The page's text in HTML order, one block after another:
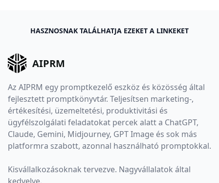
HASZNOSNAK TALÁLHATJA EZEKET A LINKEKET
AIPRM
Az AIPRM egy promptkezelő eszköz és közösség által
fejlesztett promptkönyvtár. Teljesítsen marketing-,
értékesítési, üzemeltetési, produktivitási és
ügyfélszolgálati feladatokat percek alatt a ChatGPT,
Claude, Gemini, Midjourney, GPT Image és sok más
platformra szabott, azonnal használható promptokkal.
Kisvállalkozásoknak tervezve. Nagyvállalatok által